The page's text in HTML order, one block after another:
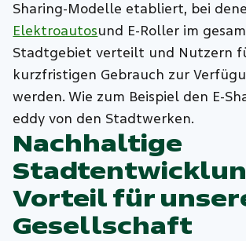
Sharing-Modelle etabliert, bei
Elektroautosund E-Roller im
Stadtgebiet verteilt und Nutzern
kurzfristigen Gebrauch zur
werden. Wie zum Beispiel den E-
eddy von den Stadtwerken.
Nachhaltige
Vorteil für
Gesellschaft